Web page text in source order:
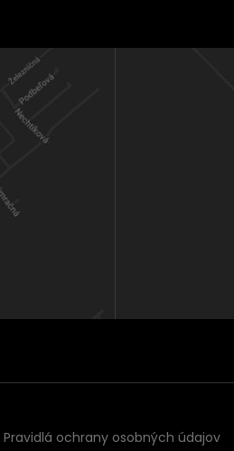
Pravidlá ochrany osobných údajov